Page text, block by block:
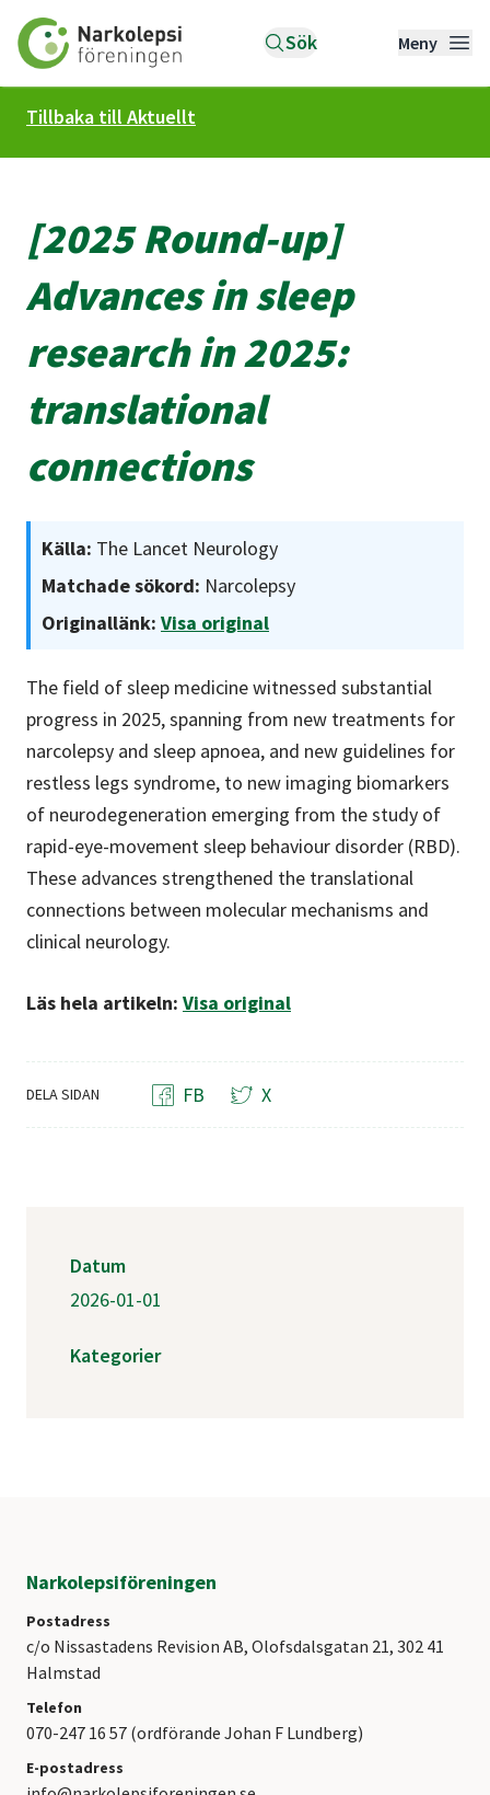
Till startsidan Sök Meny
Tillbaka till Aktuellt
[2025 Round-up]
Advances in sleep
research in 2025:
translational
connections
Källa: The Lancet Neurology
Matchade sökord: Narcolepsy
Originallänk: Visa original
The field of sleep medicine witnessed substantial
progress in 2025, spanning from new treatments for
narcolepsy and sleep apnoea, and new guidelines for
restless legs syndrome, to new imaging biomarkers
of neurodegeneration emerging from the study of
rapid-eye-movement sleep behaviour disorder (RBD).
These advances strengthened the translational
connections between molecular mechanisms and
clinical neurology.
Läs hela artikeln: Visa original
DELA SIDAN FB X
Datum
2026-01-01
Kategorier
Narkolepsiföreningen
Postadress
c/o Nissastadens Revision AB, Olofsdalsgatan 21, 302 41
Halmstad
Telefon
070-247 16 57 (ordförande Johan F Lundberg)
E-postadress